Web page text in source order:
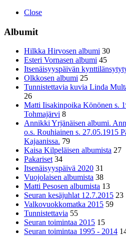
Close
Albumit
Hilkka Hirvosen albumi 30
Esteri Vornasen albumi 45
Itsenäisyyspäivän
Olkkosen albumi 25
Tunnistettavia kuvia Linda
26
Matti Iisakinpoika Könönen s.
Tohmajärvi 8
Annikki Yrjänäisen albumi.
o.s. Rouhiainen s. 27.05.1915
Kajaanissa. 79
Kaisa Kilpeläisen albumista 27
Pakariset 34
Itsenäisyyspäivä 2020 31
Vuojolaisen albumista 38
Matti Pesosen albumista 13
Seuran kesäjuhlat 12.7.2015 23
Valkovuokkomatka 2015 59
Tunnistettavia 55
Seuran toimintaa 2015 15
Seuran toimintaa 1995 - 2014